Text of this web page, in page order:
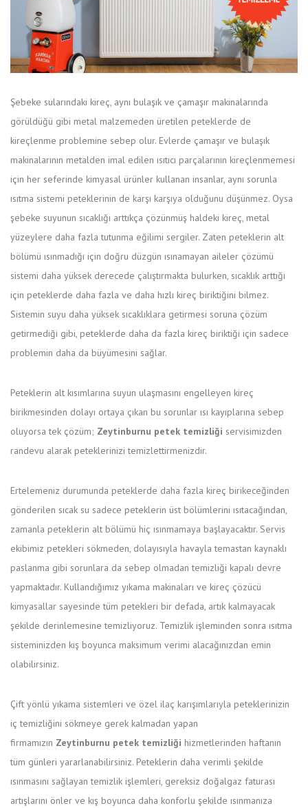
Şebeke sularındaki kireç, aynı bulaşık ve çamaşır makinalarında
görüldüğü gibi metal malzemeden üretilen peteklerde de
kireçlenme problemine sebep olur. Evlerde çamaşır ve bulaşık
makinalarının metalden imal edilen ısıtıcı parçalarının kireçlenmemesi
için her seferinde kimyasal ürünler kullanan insanlar, aynı sorunla
ısıtma sistemi peteklerinin de karşı karşıya olduğunu düşünmez. Oysa
şebeke suyunun sıcaklığı arttıkça çözünmüş haldeki kireç, metal
yüzeylere daha fazla tutunma eğilimi sergiler. Zaten peteklerin alt
bölümü ısınmadığı için doğru düzgün ısınamayan aileler çözümü
sistemi daha yüksek derecede çalıştırmakta bulurken, sıcaklık arttığı
için peteklerde daha fazla ve daha hızlı kireç biriktiğini bilmez.
Sistemin suyu daha yüksek sıcaklıklara getirmesi soruna çözüm
getirmediği gibi, peteklerde daha da fazla kireç biriktiği için sadece
problemin daha da büyümesini sağlar.
Peteklerin alt kısımlarına suyun ulaşmasını engelleyen kireç
birikmesinden dolayı ortaya çıkan bu sorunlar ısı kayıplarına sebep
oluyorsa tek çözüm; Zeytinburnu petek temizliği servisimizden
randevu alarak peteklerinizi temizlettirmenizdir.
Ertelemeniz durumunda peteklerde daha fazla kireç birikeceğinden
gönderilen sıcak su sadece peteklerin üst bölümlerini ısıtacağından,
zamanla peteklerin alt bölümü hiç ısınmamaya başlayacaktır. Servis
ekibimiz petekleri sökmeden, dolayısıyla havayla temastan kaynaklı
paslanma gibi sorunlara da sebep olmadan temizliği kapalı devre
yapmaktadır. Kullandığımız yıkama makinaları ve kireç çözücü
kimyasallar sayesinde tüm petekleri bir defada, artık kalmayacak
şekilde derinlemesine temizliyoruz. Temizlik işleminden sonra ısıtma
sisteminizden kış boyunca maksimum verimi alacağınızdan emin
olabilirsiniz.
Çift yönlü yıkama sistemleri ve özel ilaç karışımlarıyla peteklerinizin
iç temizliğini sökmeye gerek kalmadan yapan
firmamızın Zeytinburnu petek temizliği hizmetlerinden haftanın
tüm günleri yararlanabilirsiniz. Peteklerin daha verimli şekilde
ısınmasını sağlayan temizlik işlemleri, gereksiz doğalgaz faturası
artışlarını önler ve kış boyunca daha konforlu şekilde ısınmanıza